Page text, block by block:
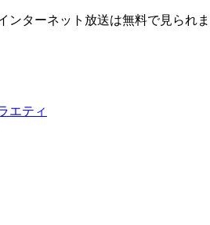
ンターネット放送は無料で見られま
エティ